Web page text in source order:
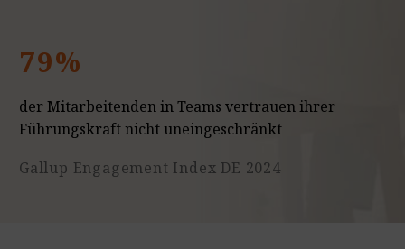
79%
der Mitarbeitenden in Teams vertrauen ihrer
Führungskraft nicht uneingeschränkt
Gallup Engagement Index DE 2024